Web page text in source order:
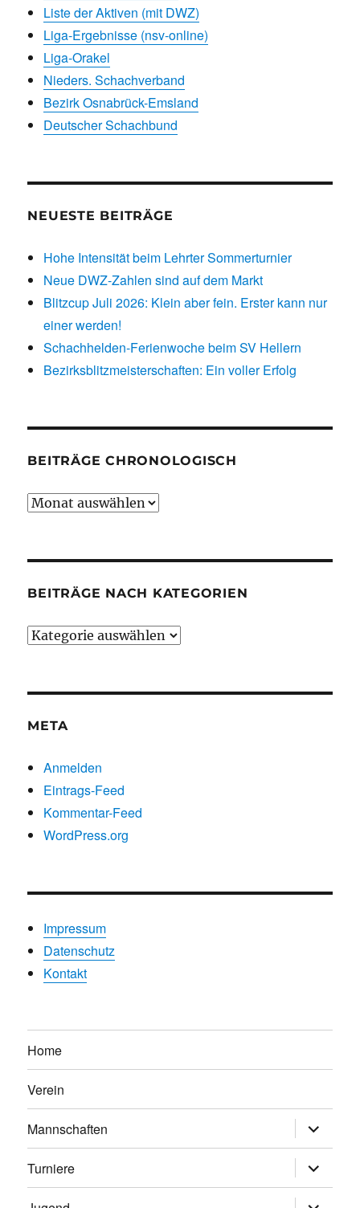
Liste der Aktiven (mit DWZ)
Liga-Ergebnisse (nsv-online)
Liga-Orakel
Nieders. Schachverband
Bezirk Osnabrück-Emsland
Deutscher Schachbund
NEUESTE BEITRÄGE
Hohe Intensität beim Lehrter Sommerturnier
Neue DWZ-Zahlen sind auf dem Markt
Blitzcup Juli 2026: Klein aber fein. Erster kann nur
einer werden!
Schachhelden-Ferienwoche beim SV Hellern
Bezirksblitzmeisterschaften: Ein voller Erfolg
BEITRÄGE CHRONOLOGISCH
Beiträge
BEITRÄGE NACH KATEGORIEN
Beiträge
META
Anmelden
Eintrags-Feed
Kommentar-Feed
WordPress.org
Impressum
Datenschutz
Kontakt
Home
Verein
Mannschaften
anzeigen
Turniere
anzeigen